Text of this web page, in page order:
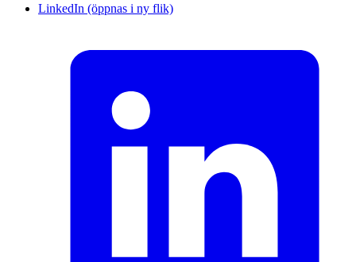
LinkedIn (öppnas i ny flik)